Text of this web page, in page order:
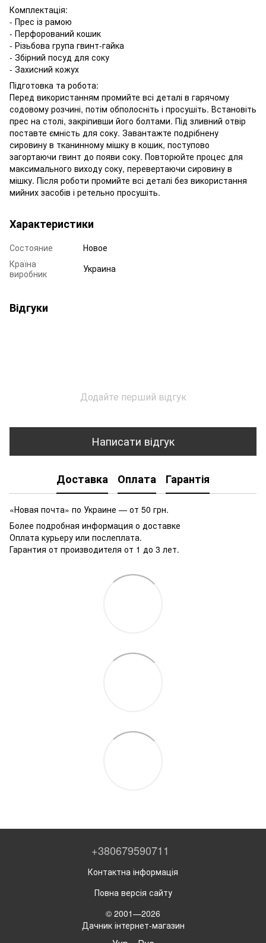
Комплектація:
- Прес із рамою
- Перфорований кошик
- Різьбова група гвинт-гайка
- Збірний посуд для соку
- Захисний кожух
Підготовка та робота:
Перед використанням промийте всі деталі в гарячому
содовому розчині, потім обполосніть і просушіть. Встановіть
прес на столі, закріпивши його болтами. Під зливний отвір
поставте ємність для соку. Завантажте подрібнену
сировину в тканинному мішку в кошик, поступово
загортаючи гвинт до появи соку. Повторюйте процес для
максимального виходу соку, перевертаючи сировину в
мішку. Після роботи промийте всі деталі без використання
мийних засобів і ретельно просушіть.
Характеристики
Состояние
Новое
Країна
виробник
Украина
Відгуки
Додайте перший відгук
Написати відгук
Доставка Оплата Гарантія
«Новая почта» по Украине — от 50 грн.
Более подробная информация о доставке
Оплата курьеру или послеплата.
Гарантия от производителя от 1 до 3 лет.
+380679590711
Контактна інформація
Повна версія сайту
© 2001—2026
Дачник інтернет-магазин